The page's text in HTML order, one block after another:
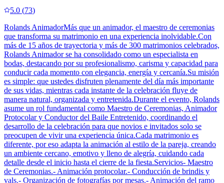
5.0 (73)
Rolands AnimadorMás que un animador, el maestro de ceremonias
que transforma su matrimonio en una experiencia inolvidable.Con
más de 15 años de trayectoria y más de 300 matrimonios celebrados,
Rolands Animador se ha consolidado como un especialista en
bodas, destacando por su profesionalismo, carisma y capacidad para
conducir cada momento con elegancia, energía y cercanía.Su misión
es simple: que ustedes disfruten plenamente del día más importante
de sus vidas, mientras cada instante de la celebración fluye de
manera natural, organizada y entretenida.Durante el evento, Rolands
asume un rol fundamental como Maestro de Ceremonias, Animador
Protocolar y Conductor del Baile Entretenido, coordinando el
desarrollo de la celebración para que novios e invitados solo se
preocupen de vivir una experiencia única.Cada matrimonio es
diferente, por eso adapta la animación al estilo de la pareja, creando
un ambiente cercano, emotivo y lleno de alegría, cuidando cada
detalle desde el inicio hasta el cierre de la fiesta.Servicios- Maestro
de Ceremonias.- Animación protocolar.- Conducción de brindis y
vals.- Organización de fotografías por mesas.- Animación del ramo